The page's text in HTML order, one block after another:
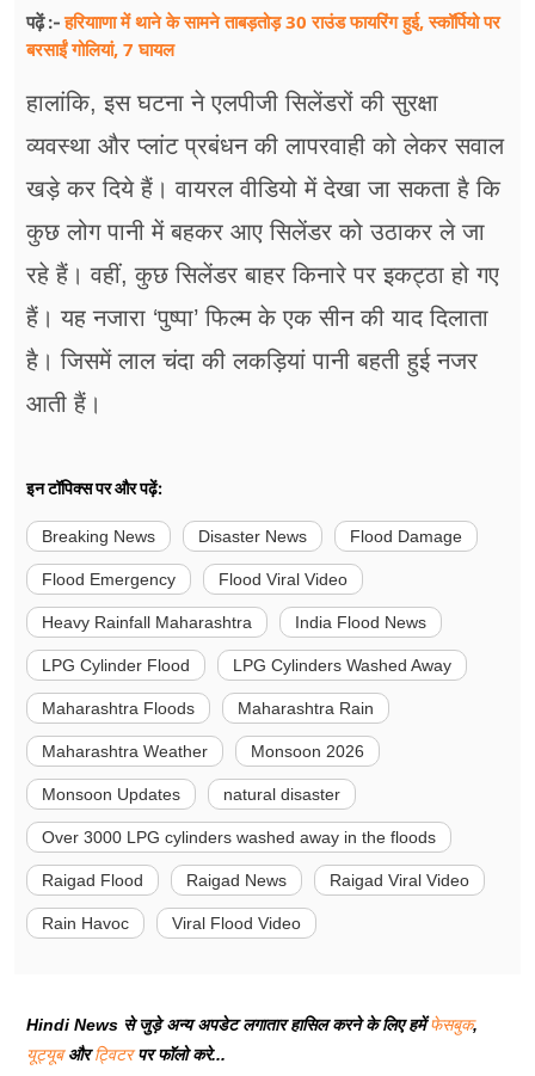
पढ़ें :-हरियााणा में थाने के सामने ताबड़तोड़ 30 राउंड फायरिंग हुई, स्कॉर्पियो पर
बरसाईं गोलियां, 7 घायल
हालांकि, इस घटना ने एलपीजी सिलेंडरों की सुरक्षा
व्यवस्था और प्लांट प्रबंधन की लापरवाही को लेकर सवाल
खड़े कर दिये हैं। वायरल वीडियो में देखा जा सकता है कि
कुछ लोग पानी में बहकर आए सिलेंडर को उठाकर ले जा
रहे हैं। वहीं, कुछ सिलेंडर बाहर किनारे पर इकट्ठा हो गए
हैं। यह नजारा ‘पुष्पा’ फिल्म के एक सीन की याद दिलाता
है। जिसमें लाल चंदा की लकड़ियां पानी बहती हुई नजर
आती हैं।
इन टॉपिक्स पर और पढ़ें:
Breaking News Disaster News Flood Damage
Flood Emergency Flood Viral Video
Heavy Rainfall Maharashtra India Flood News
LPG Cylinder Flood LPG Cylinders Washed Away
Maharashtra Floods Maharashtra Rain
Maharashtra Weather Monsoon 2026
Monsoon Updates natural disaster
Over 3000 LPG cylinders washed away in the floods
Raigad Flood Raigad News Raigad Viral Video
Rain Havoc Viral Flood Video
Hindi News से जुड़े अन्य अपडेट लगातार हासिल करने के लिए हमेंफेसबुक,
यूट्यूबऔरट्विटरपर फॉलो करे...